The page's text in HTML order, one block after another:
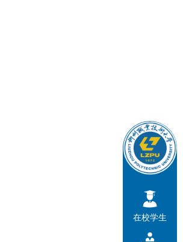
在校学生